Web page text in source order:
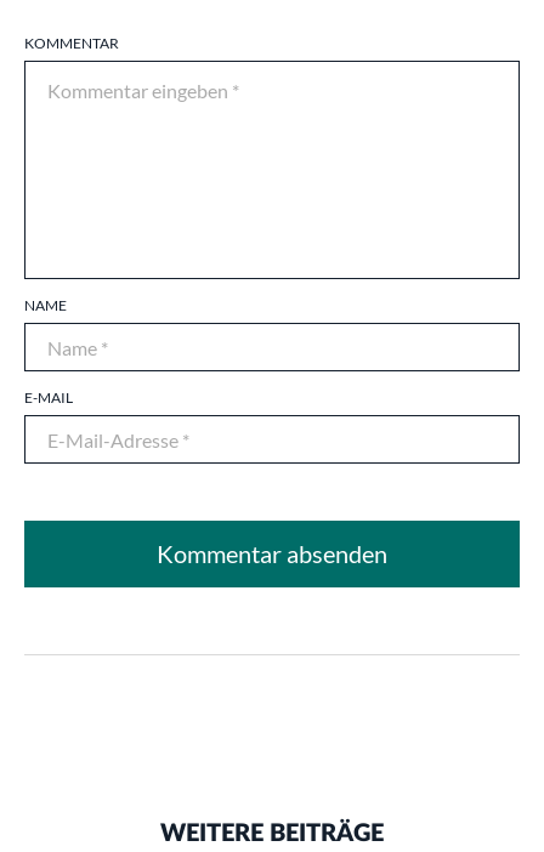
KOMMENTAR
NAME
E-MAIL
WEITERE BEITRÄGE